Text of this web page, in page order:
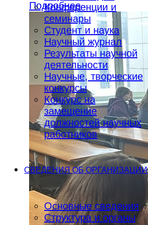
Конференции и
семинары
Студент и наука
Научный журнал
Результаты научной
деятельности
Научные, творческие
конкурсы
Конкурс на
замещение
должностей научных
работников
СВЕДЕНИЯ ОБ ОРГАНИЗАЦИИ
Основные сведения
Структура и органы
Подробнее